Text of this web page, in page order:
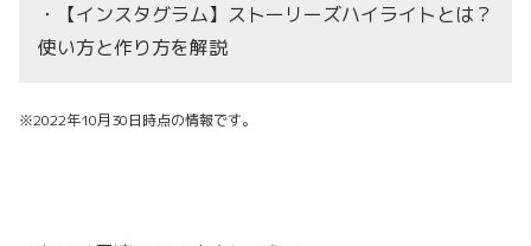
・【インスタグラム】ストーリーズハイライトとは？
使い方と作り方を解説
※2022年10月30日時点の情報です。